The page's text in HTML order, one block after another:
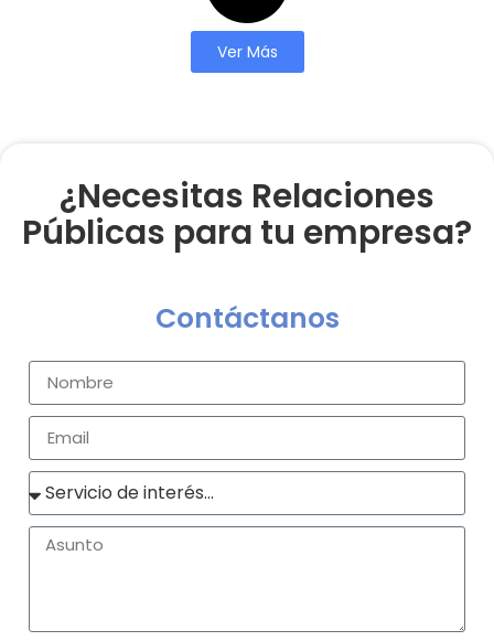
Ver Más
¿Necesitas Relaciones
Públicas para tu empresa?
Contáctanos